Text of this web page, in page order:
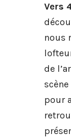
Vers
nous
de
pour